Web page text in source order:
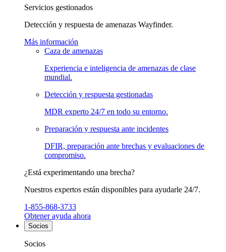
Servicios gestionados
Detección y respuesta de amenazas Wayfinder.
Más información
Caza de amenazas
Experiencia e inteligencia de amenazas de clase
mundial.
Detección y respuesta gestionadas
MDR experto 24/7 en todo su entorno.
Preparación y respuesta ante incidentes
DFIR, preparación ante brechas y evaluaciones de
compromiso.
¿Está experimentando una brecha?
Nuestros expertos están disponibles para ayudarle 24/7.
1-855-868-3733
Obtener ayuda ahora
Socios
Socios